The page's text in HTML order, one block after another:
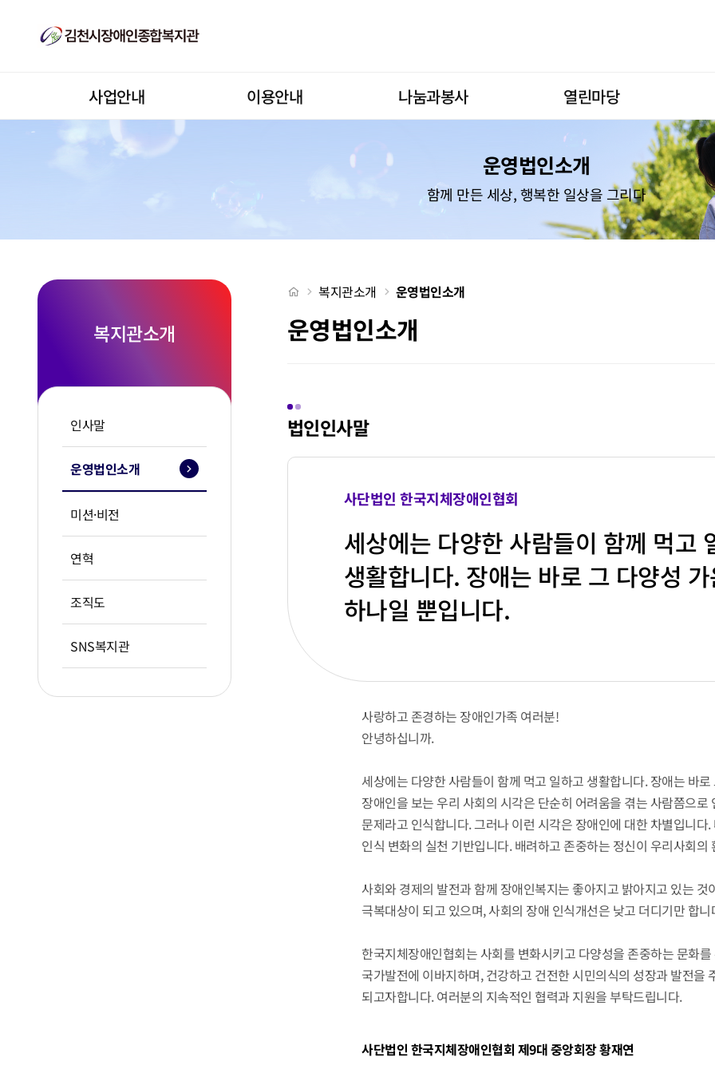
사업안내 이용안내 나눔과봉사 열린마당
운영법인소개
함께 만든 세상, 행복한 일상을 그리다
처음으로
복지관소개 운영법인소개
운영법인소개
법인인사말
사단법인 한국지체장애인협회
세상에는 다양한 사람들이 함께 먹고
생활합니다. 장애는 바로 그 다양성
하나일 뿐입니다.
사랑하고 존경하는 장애인가족 여러분!
안녕하십니까.
세상에는 다양한 사람들이 함께 먹고 일하고 생활합니다. 장애는 바
장애인을 보는 우리 사회의 시각은 단순히 어려움을 겪는 사람쯤으
문제라고 인식합니다. 그러나 이런 시각은 장애인에 대한 차별입니
인식 변화의 실천 기반입니다. 배려하고 존중하는 정신이 우리사회
사회와 경제의 발전과 함께 장애인복지는 좋아지고 밝아지고 있는
극복대상이 되고 있으며, 사회의 장애 인식개선은 낮고 더디기만 합니
한국지체장애인협회는 사회를 변화시키고 다양성을 존중하는 문화
국가발전에 이바지하며, 건강하고 건전한 시민의식의 성장과 발전을
되고자합니다. 여러분의 지속적인 협력과 지원을 부탁드립니다.
사단법인 한국지체장애인협회 제9대 중앙회장 황재연
복지관소개
인사말
운영법인소개
미션·비전
연혁
조직도
SNS복지관